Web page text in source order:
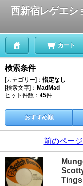
西新宿レゲエシ
カート
検索条件
[カテゴリー]： 指定なし
[検索文字]： MadMad
ヒット件数： 45件
おすすめ順
前のペー
Tings